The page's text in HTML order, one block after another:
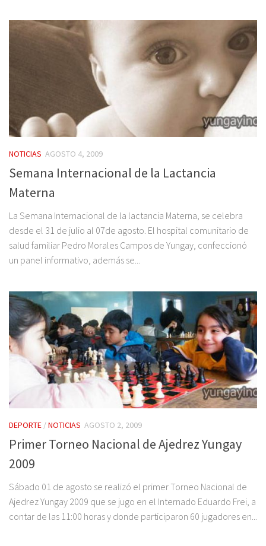
NOTICIAS AGOSTO 4, 2009
Semana Internacional de la Lactancia
Materna
La Semana Internacional de la lactancia Materna, se celebra
desde el 31 de julio al 07de agosto. El hospital comunitario de
salud familiar Pedro Morales Campos de Yungay, confeccionó
un panel informativo, además se...
DEPORTE /NOTICIAS AGOSTO 2, 2009
Primer Torneo Nacional de Ajedrez Yungay
2009
Sábado 01 de agosto se realizó el primer Torneo Nacional de
Ajedrez Yungay 2009 que se jugo en el Internado Eduardo Frei, a
contar de las 11:00 horas y donde participaron 60 jugadores en...